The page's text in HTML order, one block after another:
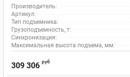
Производитель:
Артикул:
Тип подъемника:
Грузоподъемность, т:
Синхронизация:
Максимальная высота подъема, мм:
309 306 руб